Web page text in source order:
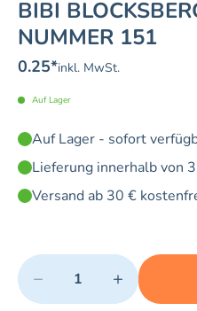
BIBI
NUMMER 151
0.25*inkl. MwSt.
Auf Lager
Auf Lager - sofort
Lieferung innerhalb von
Versand ab 30 €
Quantity
− +
Minimum quantity: 1
Add 1 item to cart